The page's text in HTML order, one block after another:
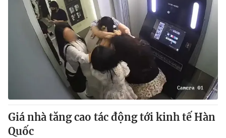
Giá nhà tăng cao tác động tới kinh tế Hàn
Quốc